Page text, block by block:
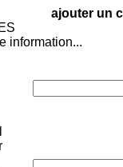
ajouter un
information...